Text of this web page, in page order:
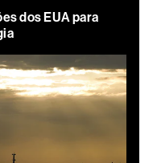
dos EUA para